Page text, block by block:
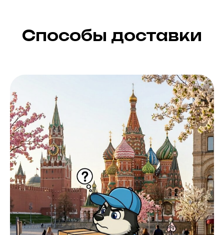
Способы доставки